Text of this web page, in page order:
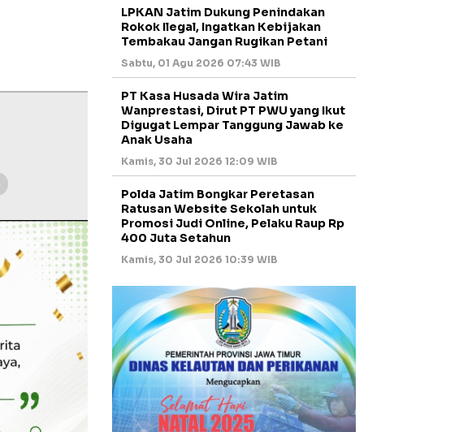
LPKAN Jatim Dukung Penindakan
Rokok Ilegal, Ingatkan Kebijakan
Tembakau Jangan Rugikan Petani
Sabtu, 01 Agu 2026 07:43 WIB
PT Kasa Husada Wira Jatim
Wanprestasi, Dirut PT PWU yang Ikut
Digugat Lempar Tanggung Jawab ke
Anak Usaha
Kamis, 30 Jul 2026 12:09 WIB
Polda Jatim Bongkar Peretasan
Ratusan Website Sekolah untuk
Promosi Judi Online, Pelaku Raup Rp
400 Juta Setahun
Kamis, 30 Jul 2026 10:39 WIB